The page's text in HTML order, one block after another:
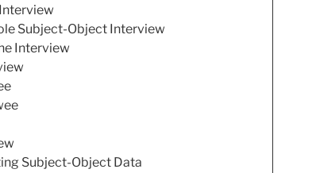
Subject-Object Interview
Interview
Subject-Object Data